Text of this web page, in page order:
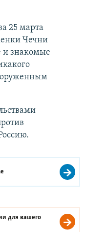
25 марта
Чечни
и знакомые
для вашего